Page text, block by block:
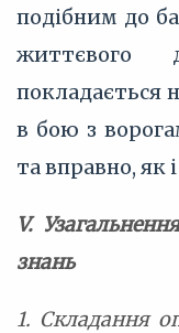
подібним до
життєвого
покладається
в бою з
та вправно, як
V.
знань
1. Складання